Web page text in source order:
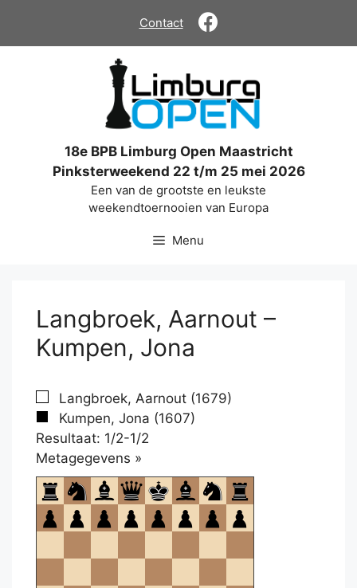
de
Contact
18e BPB Limburg Open Maastricht
Pinksterweekend 22 t/m 25 mei 2026
Een van de grootste en leukste
weekendtoernooien van Europa
Menu
Langbroek, Aarnout –
Kumpen, Jona
Langbroek, Aarnout (1679)
Kumpen, Jona (1607)
Resultaat: 1/2-1/2
Metagegevens »
om
te
openen.